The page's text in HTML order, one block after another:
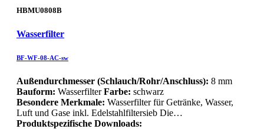
HBMU0808B
Wasserfilter
BF-WF-08-AC-sw
Außendurchmesser (Schlauch/Rohr/Anschluss): 8 mm
Bauform: WasserfilterFarbe: schwarz
Besondere Merkmale: Wasserfilter für Getränke, Wasser,
Luft und Gase inkl. Edelstahlfiltersieb Die…
Produktspezifische Downloads: